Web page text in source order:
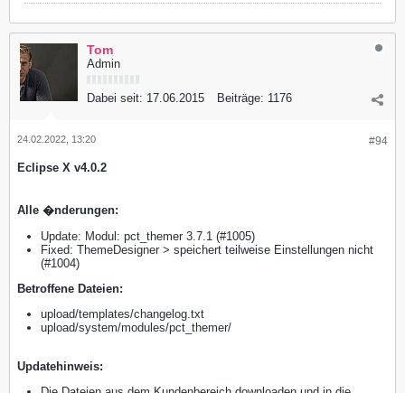
Tom
Admin
Dabei seit: 17.06.2015 Beiträge: 1176
#94
24.02.2022, 13:20
Eclipse X v4.0.2
Alle �nderungen:
Update: Modul: pct_themer 3.7.1 (#1005)
Fixed: ThemeDesigner > speichert teilweise Einstellungen nicht
(#1004)
​Betroffene Dateien:
upload/templates/changelog.txt
upload/system/modules/pct_themer/
Updatehinweis: